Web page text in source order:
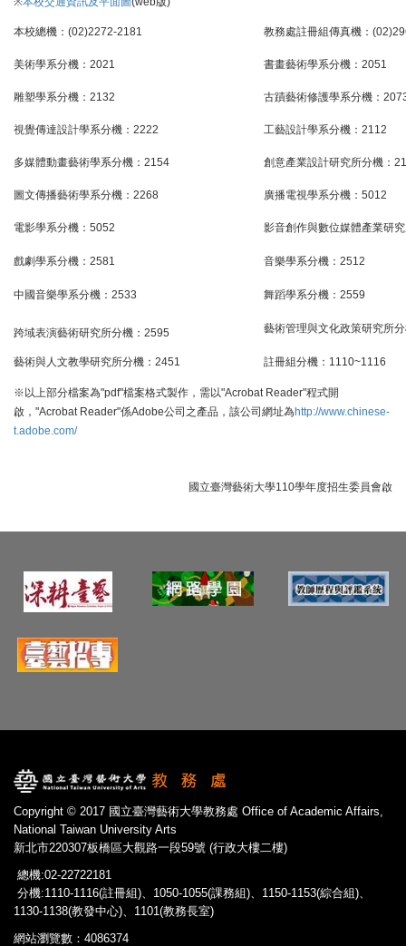
本校總機：(02)2272-2181 教務處註冊組傳真機：
美術學系分機：2021 書畫藝術學系分機：2051
雕塑學系分機：2132 古蹟藝術修護學系分機：
視覺傳達設計學系分機：2222 工藝設計學系分機：2112
多媒體動畫藝術學系分機：2154 創意產業設計研究所分機：
圖文傳播藝術學系分機：2268 廣播電視學系分機：5012
電影學系分機：5052 影音創作與數位媒體產業研
戲劇學系分機：2581 音樂學系分機：2512
中國音樂學系分機：2533 舞蹈學系分機：2559
跨域表演藝術研究所分機：2595 藝術管理與文化政策研究所
藝術與人文教學研究所分機：2451 註冊組分機：1110~1116
※以上部分檔案為"pdf"檔案格式製作，需以"Acrobat Reader"程式開
啟，"Acrobat Reader"係Adobe公司之產品，該公司網址為http://www.chinese-
t.adobe.com/
國立臺灣藝術大學110學年度招生委員會啟
Copyright © 2017 國立臺灣藝術大學教務處 Office of Academic Affairs,
National Taiwan University Arts
新北市220307板橋區大觀路一段59號 (行政大樓二樓)
總機:02-22722181
分機:1110-1116(註冊組)、1050-1055(課務組)、1150-1153(綜合組)、
1130-1138(教發中心)、1101(教務長室)
網站瀏覽數：4086374